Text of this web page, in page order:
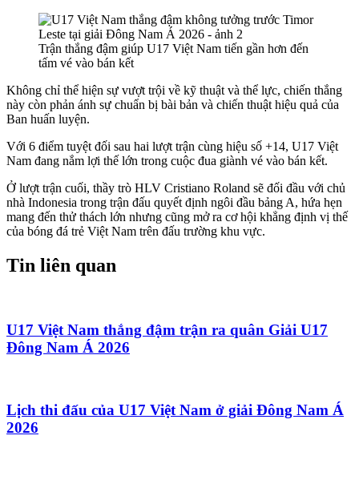
Trận thắng đậm giúp U17 Việt Nam tiến gần hơn đến
tấm vé vào bán kết
Không chỉ thể hiện sự vượt trội về kỹ thuật và thể lực, chiến thắng
này còn phản ánh sự chuẩn bị bài bản và chiến thuật hiệu quả của
Ban huấn luyện.
Với 6 điểm tuyệt đối sau hai lượt trận cùng hiệu số +14, U17 Việt
Nam đang nắm lợi thế lớn trong cuộc đua giành vé vào bán kết.
Ở lượt trận cuối, thầy trò HLV Cristiano Roland sẽ đối đầu với chủ
nhà Indonesia trong trận đấu quyết định ngôi đầu bảng A, hứa hẹn
mang đến thử thách lớn nhưng cũng mở ra cơ hội khẳng định vị thế
của bóng đá trẻ Việt Nam trên đấu trường khu vực.
Tin liên quan
U17 Việt Nam thắng đậm trận ra quân Giải U17
Đông Nam Á 2026
Lịch thi đấu của U17 Việt Nam ở giải Đông Nam Á
2026